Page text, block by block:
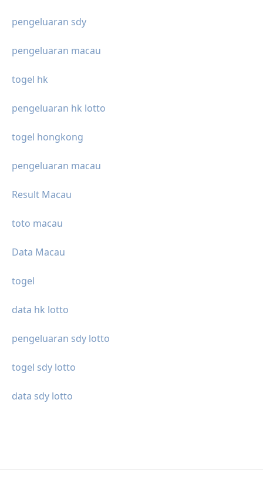
pengeluaran sdy
pengeluaran macau
togel hk
pengeluaran hk lotto
togel hongkong
pengeluaran macau
Result Macau
toto macau
Data Macau
togel
data hk lotto
pengeluaran sdy lotto
togel sdy lotto
data sdy lotto